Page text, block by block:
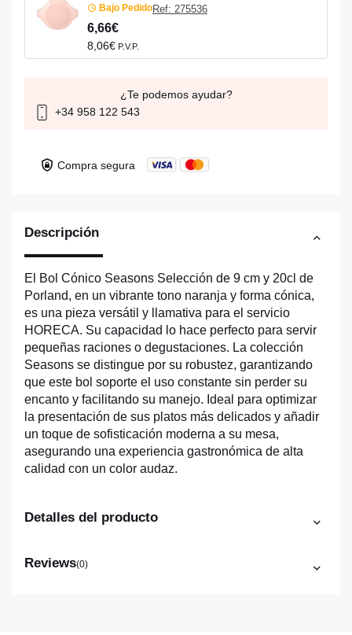
Descripción
El Bol Cónico Seasons Selección de 9 cm y 20cl de
Porland, en un vibrante tono naranja y forma cónica,
es una pieza versátil y llamativa para el servicio
HORECA. Su capacidad lo hace perfecto para servir
pequeñas raciones o degustaciones. La colección
Seasons se distingue por su robustez, garantizando
que este bol soporte el uso constante sin perder su
encanto y facilitando su manejo. Ideal para optimizar
la presentación de sus platos más delicados y añadir
un toque de sofisticación moderna a su mesa,
asegurando una experiencia gastronómica de alta
calidad con un color audaz.
Detalles del producto
Reviews(0)
Bajo PedidoRef: 275536
6,66€
8,06€ P.V.P.
¿Te podemos ayudar?
+34 958 122 543
Compra segura